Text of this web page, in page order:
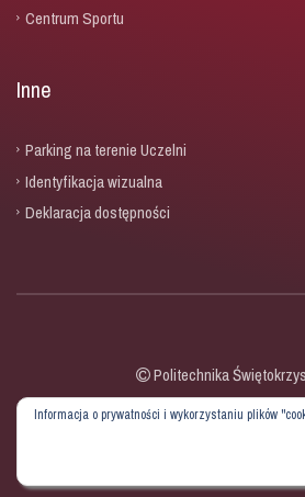
Centrum Sportu
Inne
Parking na terenie Uczelni
Identyfikacja wizualna
Deklaracja dostępności
Politechnika
Informacja o prywatności i wykorzystaniu plików